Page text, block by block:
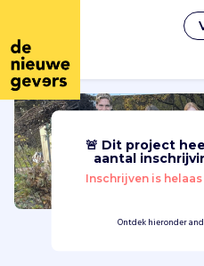
Nederlands
Vrijwilligerswerk
🚨 Dit project
aantal
Inschrijven is
Ontdek hieronder